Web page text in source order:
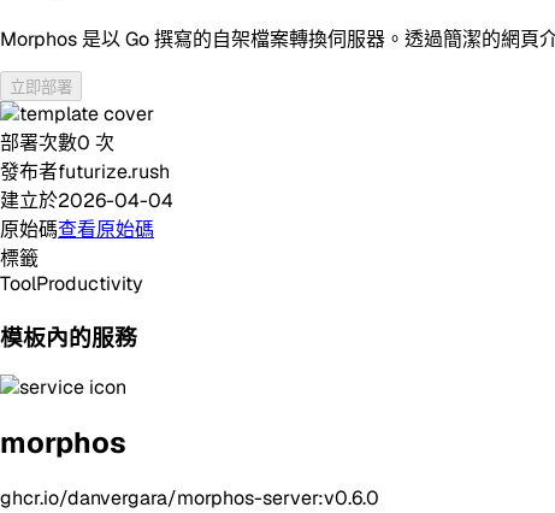
Morphos 是以 Go 撰寫的自架檔案轉換伺服器。透過簡潔的網頁
立即部署
部署次數0 次
發布者futurize.rush
建立於2026-04-04
原始碼查看原始碼
標籤
ToolProductivity
模板內的服務
morphos
ghcr.io/danvergara/morphos-server:v0.6.0